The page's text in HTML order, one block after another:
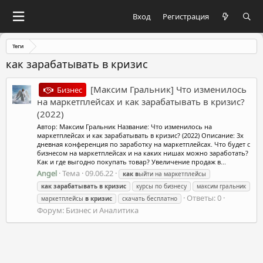
Вход Регистрация
Теги
как зарабатывать в кризис
Бизнес
[Максим Гральник] Что изменилось
на маркетплейсах и как зарабатывать в кризис?
(2022)
Автор: Максим Гральник Название: Что изменилось на
маркетплейсах и как зарабатывать в кризис? (2022) Описание: 3х
дневная конференция по заработку на маркетплейсах. Что будет с
бизнесом на маркетплейсах и на каких нишах можно заработать?
Как и где выгодно покупать товар? Увеличение продаж в...
Angel Тема 09.06.22 как выйти на маркетплейсы
как зарабатывать в кризис курсы по бизнесу
максим гральник
маркетплейсы в кризис скачать бесплатно
Ответы: 0
Форум: Бизнес и Аналитика